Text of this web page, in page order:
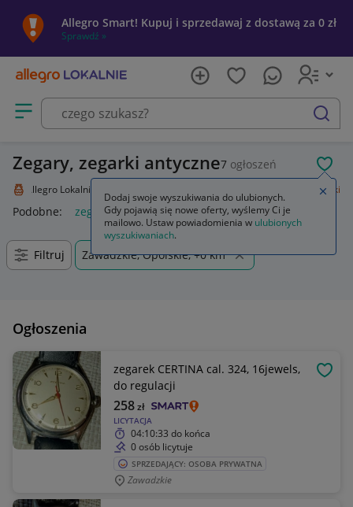
Allegro Smart! Kupuj i sprzedawaj z dostawą za 0 zł
Sprawdź »
Otwórz menu z kategoriami
szukaj
Zegary, zegarki antyczne7 ogłoszeń
Allegro Lokalnie Zegary, zegarki
Podobne: zegary i zegarki zegar
Filtruj Zawadzkie, Opolskie, +0 km
Ogłoszenia
zegarek CERTINA cal. 324, 16jewels,
do regulacji
LICYTACJA
258zł
04:10:33 do końca
0 osób licytuje
SPRZEDAJĄCY: OSOBA PRYWATNA
Zawadzkie
Dodaj swoje wyszukiwania do ulubionych.
Gdy pojawią się nowe oferty, wyślemy Ci je
mailowo. Ustaw powiadomienia w ulubionych
wyszukiwaniach.